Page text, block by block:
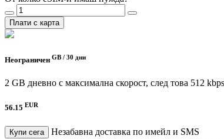
Плати с карта
Неограничен GB / 30 дни
2 GB дневно с максимална скорост, след това 512
56.15 EUR
Купи сега
Незабавна доставка по имейл и SMS